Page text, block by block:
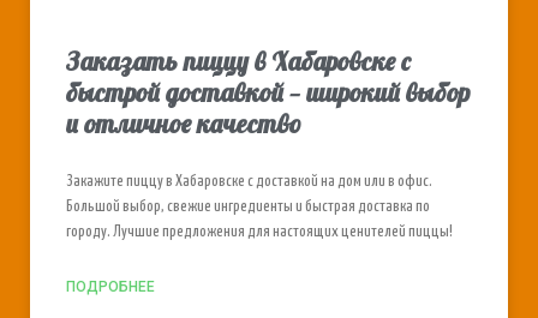
Заказать пиццу в Хабаровске с
быстрой доставкой — широкий выбор
и отличное качество
Закажите пиццу в Хабаровске с доставкой на дом или в офис.
Большой выбор, свежие ингредиенты и быстрая доставка по
городу. Лучшие предложения для настоящих ценителей пиццы!
ПОДРОБНЕЕ